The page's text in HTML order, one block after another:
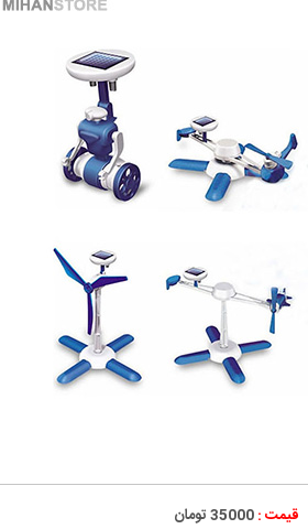
قیمت :35000 تومان